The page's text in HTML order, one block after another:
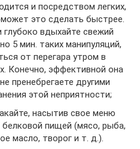
и посредством легких,
это сделать быстрее.
глубоко вдыхайте свежий
5 мин. таких манипуляций,
от перегара утром в
Конечно, эффективной она
пренебрегаете другими
этой неприятности;
насытив свое меню
пищей (мясо, рыба,
масло, творог и т. д.).